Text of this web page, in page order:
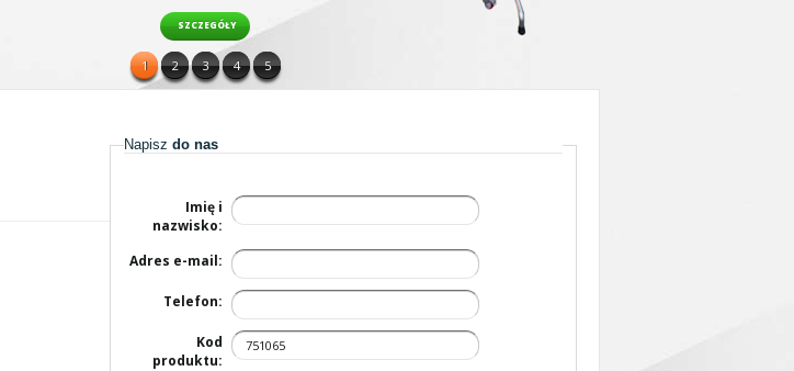
SZCZEGÓŁY
1 2 3 4 5
Napisz do nas
Imię i
nazwisko:
Adres e-mail:
Telefon:
Kod
produktu: